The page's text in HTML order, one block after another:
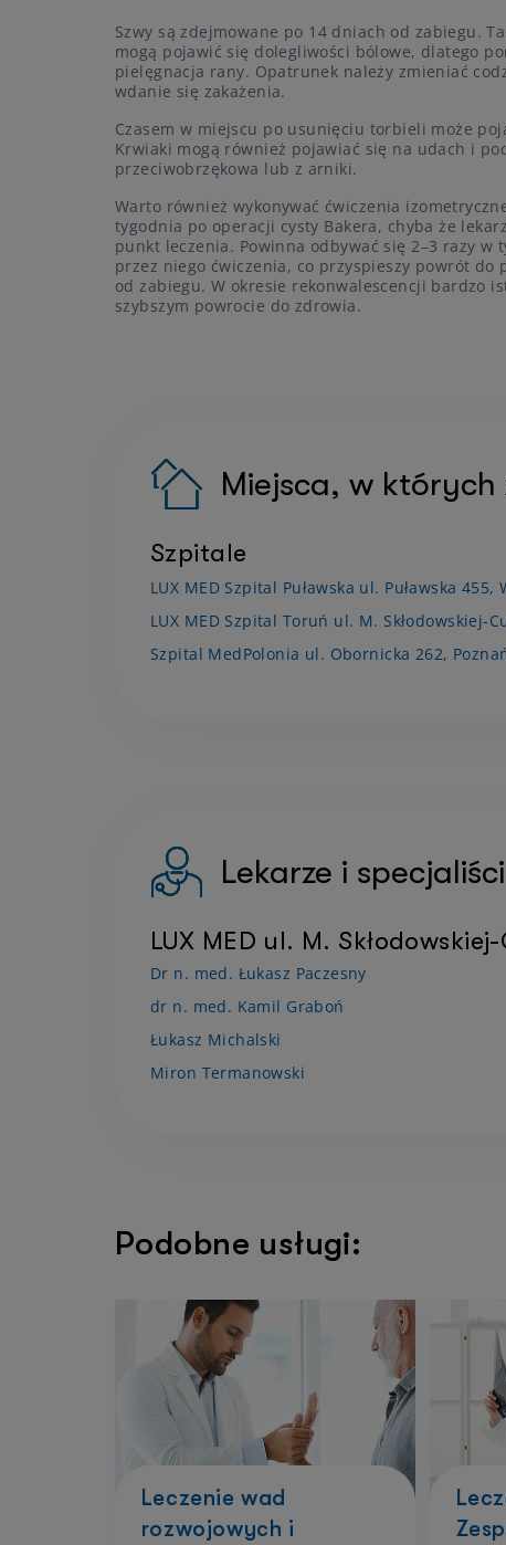
Szwy są zdejmowane po 14 dniach od zabiegu.
mogą pojawić się dolegliwości bólowe, dlatego
pielęgnacja rany. Opatrunek należy zmieniać
wdanie się zakażenia.
Czasem w miejscu po usunięciu torbieli może
Krwiaki mogą również pojawiać się na udach i
przeciwobrzękowa lub z arniki.
Warto również wykonywać ćwiczenia
tygodnia po operacji cysty Bakera, chyba że
punkt leczenia. Powinna odbywać się 2–3 razy
przez niego ćwiczenia, co przyspieszy powrót do
od zabiegu. W okresie rekonwalescencji bardzo
szybszym powrocie do zdrowia.
Miejsca, w których
Szpitale
LUX MED Szpital Puławska ul. Puławska 455,
LUX MED Szpital Toruń ul. M. Skłodowskiej-
Szpital MedPolonia ul. Obornicka 262,
Lekarze i
LUX MED ul. M.
Dr n. med. Łukasz Paczesny
dr n. med. Kamil Graboń
Łukasz Michalski
Miron Termanowski
Podobne usługi:
Leczenie wad
rozwojowych i